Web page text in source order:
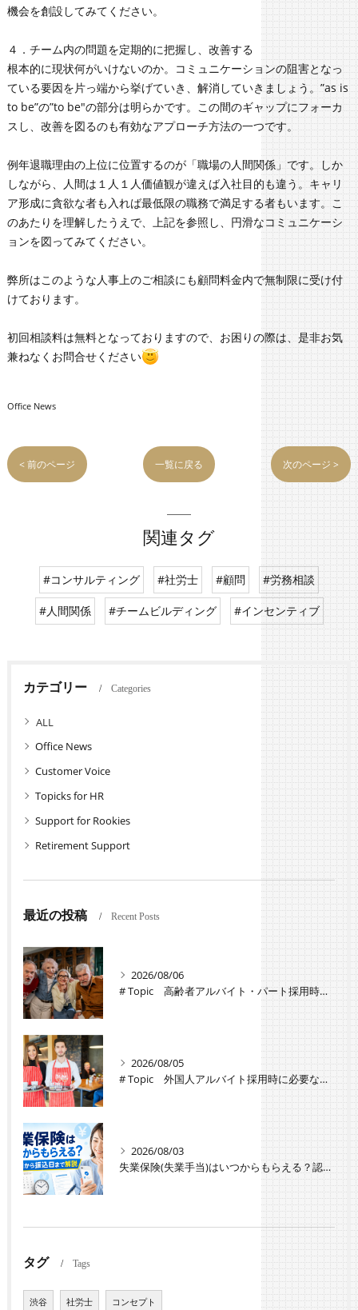
機会を創設してみてください。
４．チーム内の問題を定期的に把握し、改善する
根本的に現状何がいけないのか。コミュニケーションの阻害となっ
ている要因を片っ端から挙げていき、解消していきましょう。”as is
to be”の”to be"の部分は明らかです。この間のギャップにフォーカ
スし、改善を図るのも有効なアプローチ方法の一つです。
例年退職理由の上位に位置するのが「職場の人間関係」です。しか
しながら、人間は１人１人価値観が違えば入社目的も違う。キャリ
ア形成に貪欲な者も入れば最低限の職務で満足する者もいます。こ
のあたりを理解したうえで、上記を参照し、円滑なコミュニケーシ
ョンを図ってみてください。
弊所はこのような人事上のご相談にも顧問料金内で無制限に受け付
けております。
初回相談料は無料となっておりますので、お困りの際は、是非お気
兼ねなくお問合せください
Office News
< 前のページ 一覧に戻る 次のページ >
関連タグ
#コンサルティング #社労士 #顧問 #労務相談
#人間関係 #チームビルディング #インセンティブ
カテゴリー Categories
全てのカテゴリー
Office News
Customer Voice
Topicks for HR
Support for Rookies
Retirement Support
最近の投稿 Recent Posts
2026/08/06
# Topic 高齢者アルバイト・パート採用時の注意点と労働条件の違い
2026/08/05
# Topic 外国人アルバイト採用時に必要な手続きと注意点
2026/08/03
失業保険(失業手当)はいつからもらえる？認定日から振込日までのスケジュールや種類・条件を解説
タグ Tags
渋谷 社労士 コンセプト